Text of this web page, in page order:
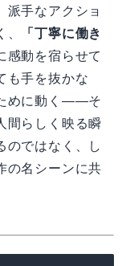
台詞ではな
かれた決意
派手なアクショ
、 「丁寧に働き
に感動を宿らせて
も手を抜かな
めに動く――そ